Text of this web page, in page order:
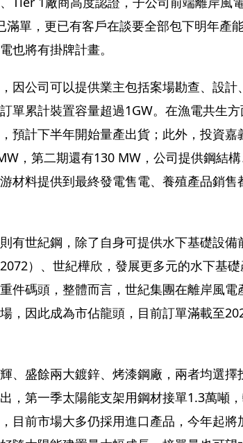
單，更已有客戶在談要全部包下明年產
也將有掛牌計畫。
因公司可以提供業主包括案場勘查、設計
單累計裝置容量超過1GW。在漁電共生方
預計下半年開始量產出貨；此外，投資嘉
，第二期還有130 MW，公司提供鋼結
材料提供到最終發電售電、養殖產品銷售
有世紀鋼，除了自身可提供水下基礎設備
）、世紀樺欣，發展更多元的水下基礎
件碼頭，整體而言，世紀集團在離岸風電
，因此成為市佔龍頭，目前訂單滿載至
、盛餘兩大鍍鋅、烤漆鋼廠，兩者均選擇
，第一季太陽能支架用鋼材接單1.3萬噸
目前市場大多仍採用進口產品，今年起將